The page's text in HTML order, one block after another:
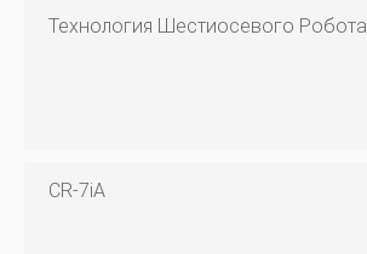
Технология Шестиосевого Робота
CR-7iA